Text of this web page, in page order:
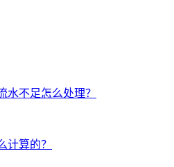
水不足怎么处理？
计算的？